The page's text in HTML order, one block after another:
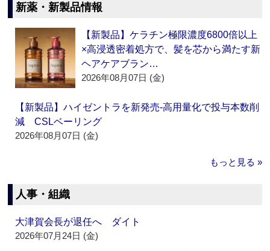
新薬・新製品情報
【新製品】ケラチン極限濃度6800倍以上
×高浸透密着処方で、髪を芯から満たす新
ヘアケアブラン…
2026年08月07日 (金)
【新製品】ハイゼントラを新発売‐高用量化で投与本数削
減 CSLベーリング
2026年08月07日 (金)
もっと見る »
人事・組織
大津賀会長が退任へ ダイト
2026年07月24日 (金)